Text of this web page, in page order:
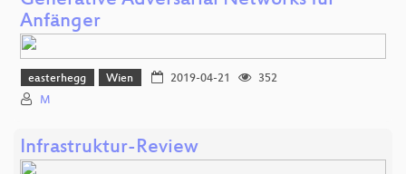
Anfänger
easterhegg Wien 2019-04-21
352
M
Infrastruktur-Review